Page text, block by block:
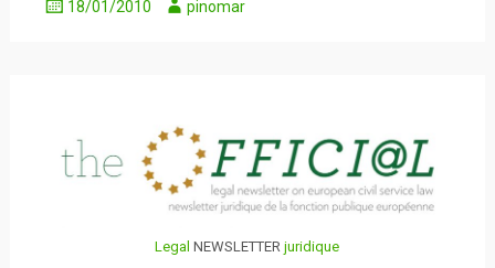
18/01/2010 pinomar
Legal NEWSLETTERjuridique